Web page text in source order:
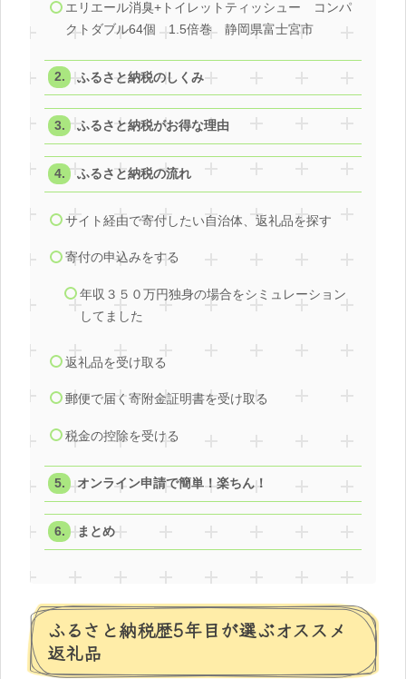
エリエール消臭+トイレットティッシュー コンパ
クトダブル64個 1.5倍巻 静岡県富士宮市
ふるさと納税のしくみ
ふるさと納税がお得な理由
ふるさと納税の流れ
サイト経由で寄付したい自治体、返礼品を探す
寄付の申込みをする
年収３５０万円独身の場合をシミュレーション
してました
返礼品を受け取る
郵便で届く寄附金証明書を受け取る
税金の控除を受ける
オンライン申請で簡単！楽ちん！
まとめ
ふるさと納税歴5年目が選ぶオススメ
返礼品